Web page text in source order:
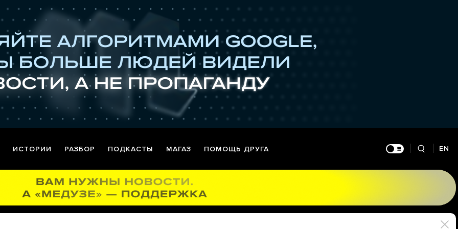
ИСТОРИИ РАЗБОР ПОДКАСТЫ МАГАЗ ПОМОЩЬ ДРУГА EN